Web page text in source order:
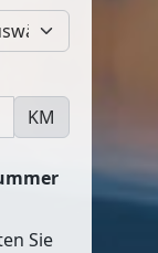
KM
Sie